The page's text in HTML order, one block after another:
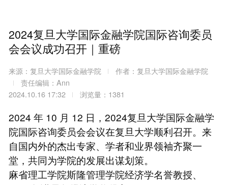
2024复旦大学国际金融学院国际咨询委员
会会议成功召开｜重磅
来源：复旦大学国际金融学院
作者：复旦大学国际金融学院
责任编辑：Ann
2024.10.16 17:32
浏览量：1381
2024 年 10 月 12 日，2024复旦大学国际金融学
院国际咨询委员会会议在复旦大学顺利召开。来
自国内外的杰出专家、学者和业界领袖齐聚一
堂，共同为学院的发展出谋划策。
麻省理工学院斯隆管理学院经济学名誉教授、